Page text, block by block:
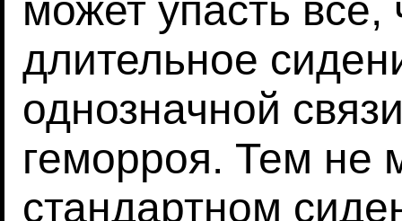
может упасть
длительное
однозначной
геморроя. Тем не
стандартном